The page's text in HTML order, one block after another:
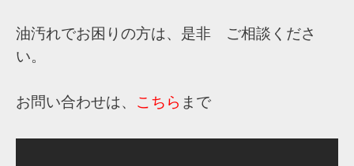
油汚れでお困りの方は、是非 ご相談くださ
い。
お問い合わせは、 こちら まで